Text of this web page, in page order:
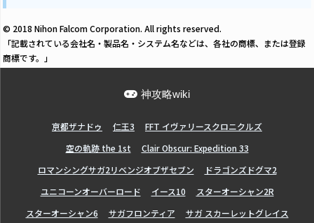
© 2018 Nihon Falcom Corporation. All rights reserved.
「記載されている会社名・製品名・システム名などは、各社の商標、または登録
商標です。」
神攻略wiki
亰都ザナドゥ 仁王3
FFT イヴァリースクロニクルズ
空の軌跡 the 1st
Clair Obscur: Expedition 33
ロマンシングサガ2リベンジオブザセブン
ドラゴンズドグマ2
ユニコーンオーバーロード
イース10
スターオーシャン2R
スターオーシャン6
サガフロンティア
サガ スカーレットグレイス